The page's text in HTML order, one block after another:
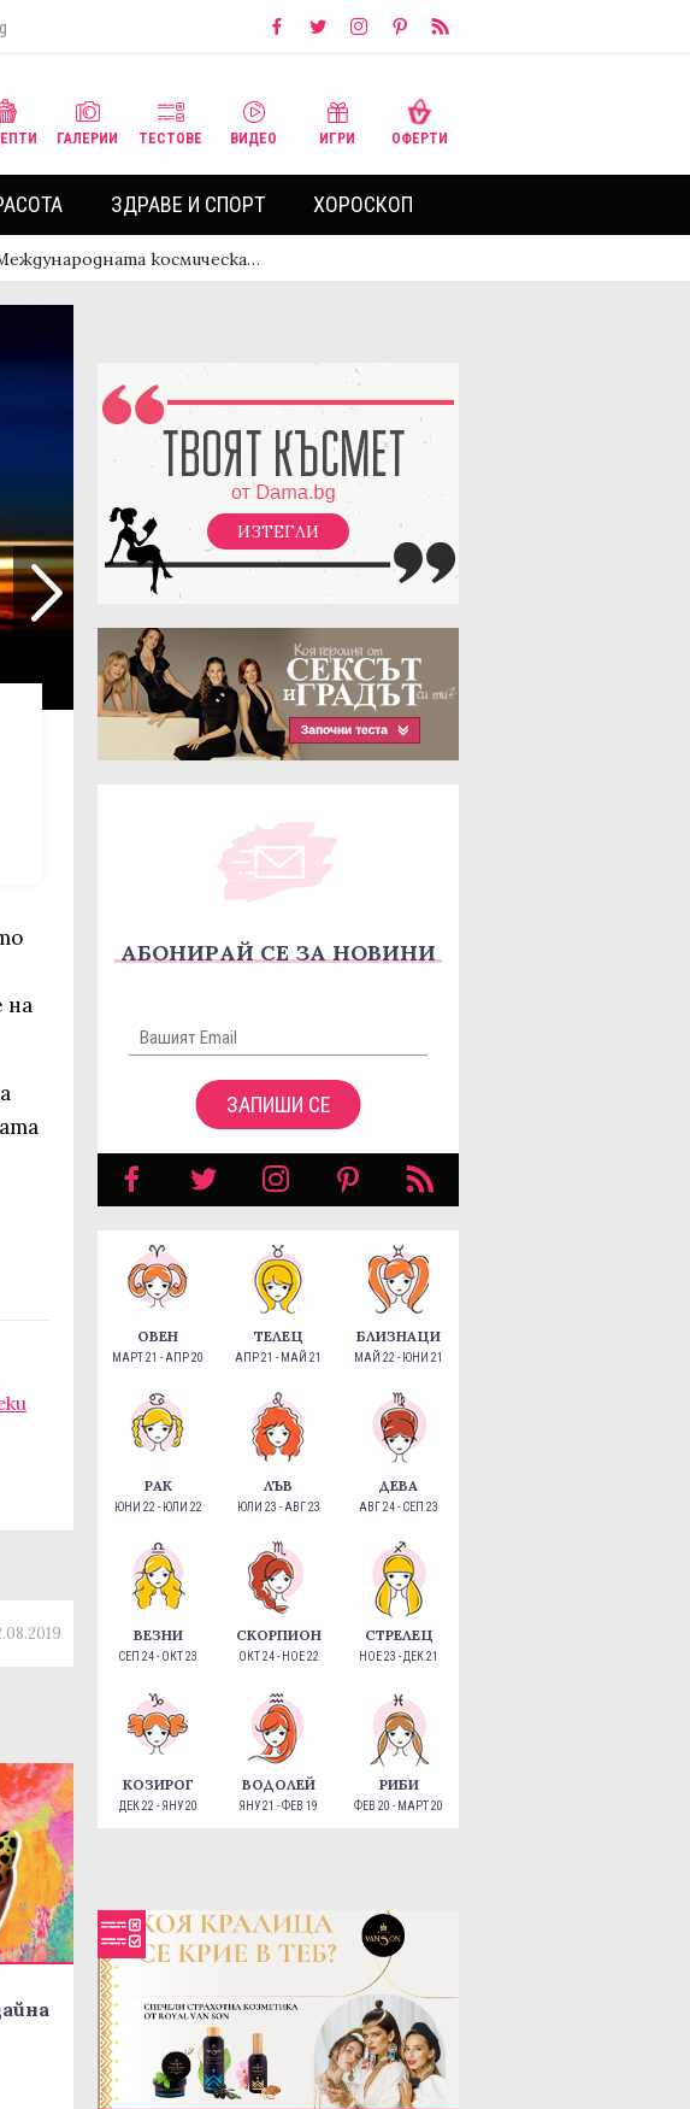
ГАЛЕРИИ ТЕСТОВЕ ВИДЕО ИГРИ ОФЕРТИ
ЗДРАВЕ И СПОРТ ХОРОСКОП
космическа…
на
ИЗТЕГЛИ
АБОНИРАЙ СЕ ЗА НОВИНИ
ЗАПИШИ СЕ
ОВЕН
МАРТ 21 - АПР 20
ТЕЛЕЦ
АПР 21 - МАЙ 21
БЛИЗНАЦИ
МАЙ 22 - ЮНИ 21
РАК
ЮНИ 22 - ЮЛИ 22
ЛЪВ
ЮЛИ 23 - АВГ 23
ДЕВА
АВГ 24 - СЕП 23
ВЕЗНИ
СЕП 24 - ОКТ 23
СКОРПИОН
ОКТ 24 - НОЕ 22
СТРЕЛЕЦ
НОЕ 23 - ДЕК 21
КОЗИРОГ
ДЕК 22 - ЯНУ 20
ВОДОЛЕЙ
ЯНУ 21 - ФЕВ 19
РИБИ
ФЕВ 20 - МАРТ 20